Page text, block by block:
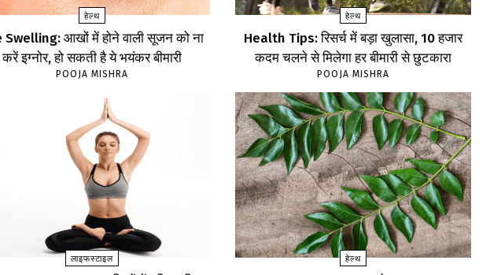
हेल्थ
Swelling: आखों में होने वाली सूजन को ना
करें इग्नोर, हो सकती है ये भयंकर बीमारी
POOJA MISHRA
हेल्थ
Health Tips: रिसर्च में बड़ा खुलासा, 10 हजार
कदम चलने से मिलेगा हर बीमारी से छुटकारा
POOJA MISHRA
लाइफस्टाइल हेल्थ